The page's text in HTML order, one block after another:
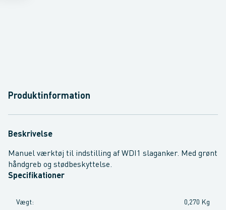
Produktinformation
Beskrivelse
Manuel værktøj til indstilling af WDI1 slaganker. Med grønt
håndgreb og stødbeskyttelse.
Specifikationer
Vægt: 0,270 Kg